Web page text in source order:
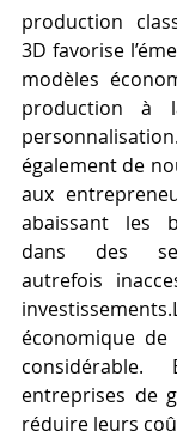
production
3D favorise
modèles
production à
également de
aux
abaissant les
dans des
autrefois
économique de
entreprises de
réduire leurs